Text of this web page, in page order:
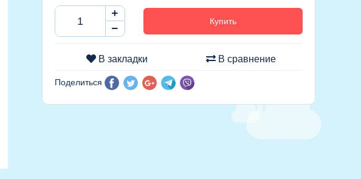
Купить
В закладки В сравнение
Поделиться